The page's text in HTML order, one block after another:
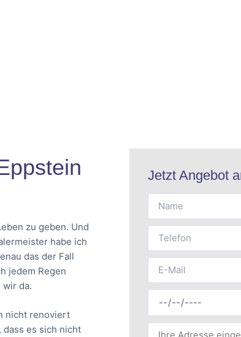
zu geben. Und
habe ich
das der Fall
jedem Regen
wir da.
nicht renoviert
es sich nicht
Jetzt Angebot